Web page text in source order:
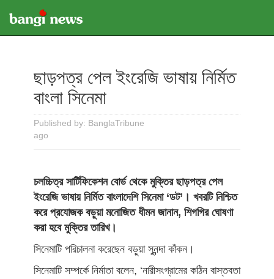
ছাড়পত্র পেল ইংরেজি ভাষায় নির্মিত
বাংলা সিনেমা
Published by: BanglaTribune
ago
চলচ্চিত্র সার্টিফিকেশন বোর্ড থেকে মুক্তির ছাড়পত্র পেল
ইংরেজি ভাষায় নির্মিত বাংলাদেশি সিনেমা ‘ডট’। খবরটি নিশ্চিত
করে প্রযোজক বড়ুয়া মনোজিত ধীমন জানান, শিগগির ঘোষণা
করা হবে মুক্তির তারিখ।
সিনেমাটি পরিচালনা করেছেন বড়ুয়া সুনন্দা কাঁকন।
সিনেমাটি সম্পর্কে নির্মাতা বলেন, ‘নারীসংগ্রামের কঠিন বাস্তবতা